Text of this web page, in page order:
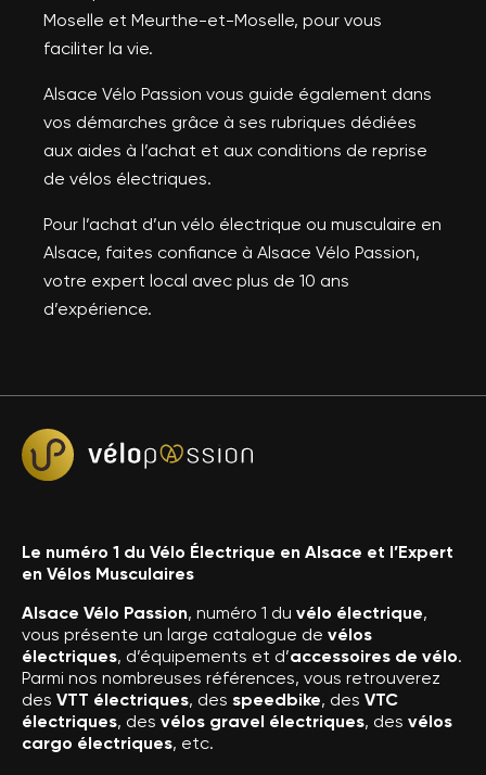
Moselle et Meurthe-et-Moselle, pour vous
faciliter la vie.
Alsace Vélo Passion vous guide également dans
vos démarches grâce à ses rubriques dédiées
aux aides à l’achat et aux conditions de reprise
de vélos électriques.
Pour l’achat d’un vélo électrique ou musculaire en
Alsace, faites confiance à Alsace Vélo Passion,
votre expert local avec plus de 10 ans
d’expérience.
Le numéro 1 du Vélo Électrique en Alsace et l’Expert
en Vélos Musculaires
Alsace Vélo Passion, numéro 1 du vélo électrique,
vous présente un large catalogue de vélos
électriques, d’équipements et d’accessoires de vélo.
Parmi nos nombreuses références, vous retrouverez
des VTT électriques, des speedbike, des VTC
électriques, des vélos gravel électriques, des vélos
cargo électriques, etc.